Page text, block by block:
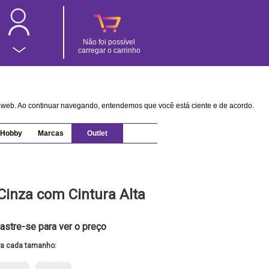
Não foi possível
carregar o carrinho
Ao continuar navegando, entendemos que você está ciente e de acordo.
Hobby Marcas Outlet
com Cintura Alta
se para ver o preço
cada tamanho: